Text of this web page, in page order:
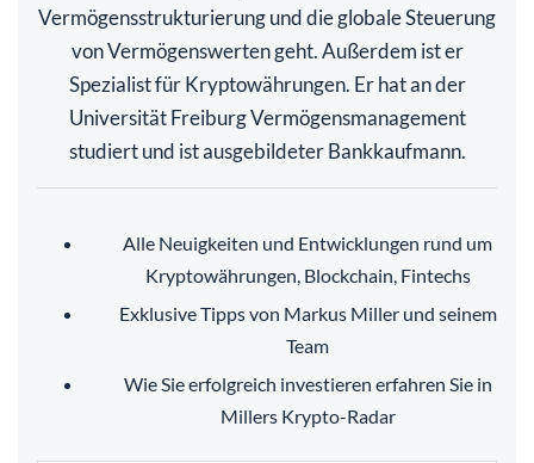
Vermögensstrukturierung und die globale Steuerung
von Vermögenswerten geht. Außerdem ist er
Spezialist für Kryptowährungen. Er hat an der
Universität Freiburg Vermögensmanagement
studiert und ist ausgebildeter Bankkaufmann.
Alle Neuigkeiten und Entwicklungen rund um
Kryptowährungen, Blockchain, Fintechs
Exklusive Tipps von Markus Miller und seinem
Team
Wie Sie erfolgreich investieren erfahren Sie in
Millers Krypto-Radar